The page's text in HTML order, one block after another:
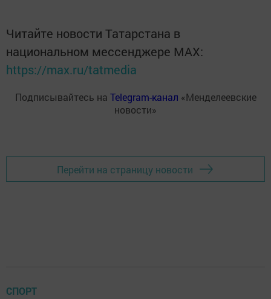
Читайте новости Татарстана в
национальном мессенджере MАХ:
https://max.ru/tatmedia
Подписывайтесь на Telegram-канал «Менделеевские
новости»
Перейти на страницу новости
СПОРТ